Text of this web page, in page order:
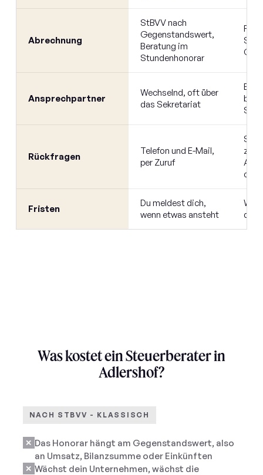
Abrechnung
StBVV nach
Gegenstandswert,
Beratung im
Stundenhonorar
Ansprechpartner
Wechselnd, oft über
das Sekretariat
Ein
Rückfragen
Telefon und E-Mail,
per Zuruf
oder
Fristen
Du meldest dich,
wenn etwas ansteht
Wir
die
Was kostet ein Steuerberater in
Adlershof?
NACH STBVV - KLASSISCH
✕ Das Honorar hängt am Gegenstandswert, also
an Umsatz, Bilanzsumme oder Einkünften
✕ Wächst dein Unternehmen, wächst die